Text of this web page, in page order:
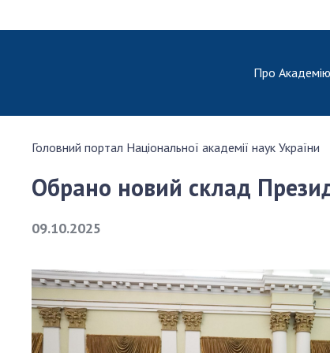
Про Академію
Про
та
НАН
Головний портал Національної академії наук України
Обрано новий склад
09.10.2025